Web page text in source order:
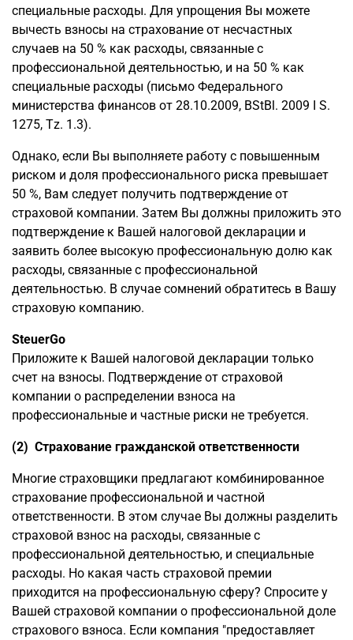
специальные расходы. Для упрощения Вы можете
вычесть взносы на страхование от несчастных
случаев на 50 % как расходы, связанные с
профессиональной деятельностью, и на 50 % как
специальные расходы (письмо Федерального
министерства финансов от 28.10.2009, BStBl. 2009 I S.
1275, Tz. 1.3).
Однако, если Вы выполняете работу с повышенным
риском и доля профессионального риска превышает
50 %, Вам следует получить подтверждение от
страховой компании. Затем Вы должны приложить это
подтверждение к Вашей налоговой декларации и
заявить более высокую профессиональную долю как
расходы, связанные с профессиональной
деятельностью. В случае сомнений обратитесь в Вашу
страховую компанию.
SteuerGo
Приложите к Вашей налоговой декларации только
счет на взносы. Подтверждение от страховой
компании о распределении взноса на
профессиональные и частные риски не требуется.
(2) Страхование гражданской ответственности
Многие страховщики предлагают комбинированное
страхование профессиональной и частной
ответственности. В этом случае Вы должны разделить
страховой взнос на расходы, связанные с
профессиональной деятельностью, и специальные
расходы. Но какая часть страховой премии
приходится на профессиональную сферу? Спросите у
Вашей страховой компании о профессиональной доле
страхового взноса. Если компания "предоставляет